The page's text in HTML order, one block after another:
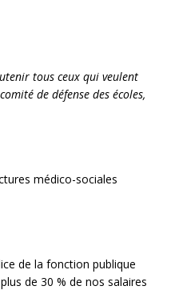
tous ceux qui veulent
de défense des écoles,
médico-sociales
de la fonction publique
de 30 % de nos salaires